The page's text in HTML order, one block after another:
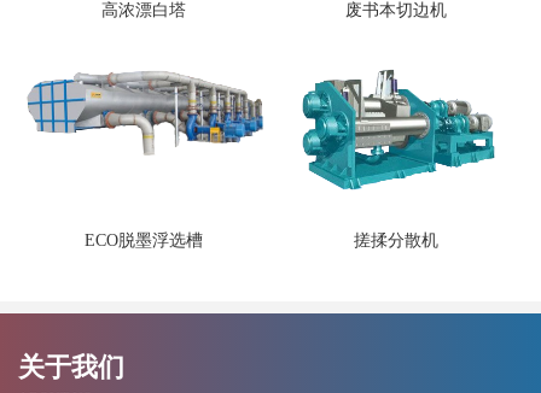
高浓漂白塔 废书本切边机
ECO脱墨浮选槽 搓揉分散机
关于我们